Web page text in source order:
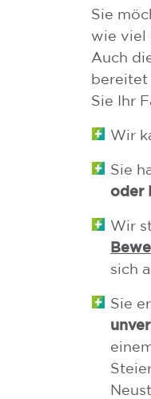
Was
wert?
Sie überlegen
wissen aber
Sie es
Sie
wie viel
Auch
bereitet
Sie Ihr
Wir
Sie
oder
Wir
sich
Sie